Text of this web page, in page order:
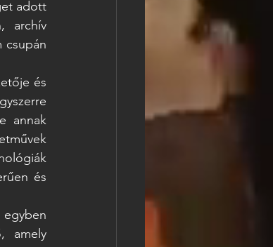
adott
archív
csupán
és
annak
és
amely